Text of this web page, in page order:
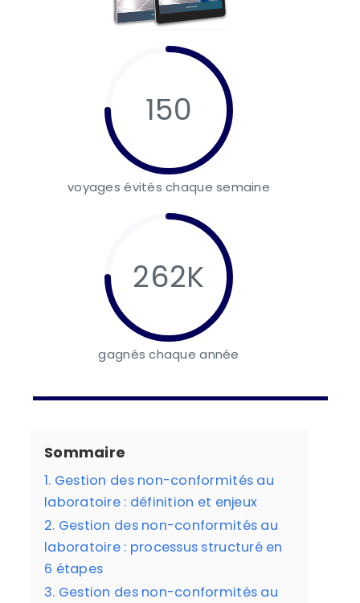
150
voyages évités chaque semaine
262K
gagnés chaque année
Sommaire
1. Gestion des non-conformités au
laboratoire : définition et enjeux
2. Gestion des non-conformités au
laboratoire : processus structuré en
6 étapes
3. Gestion des non-conformités au